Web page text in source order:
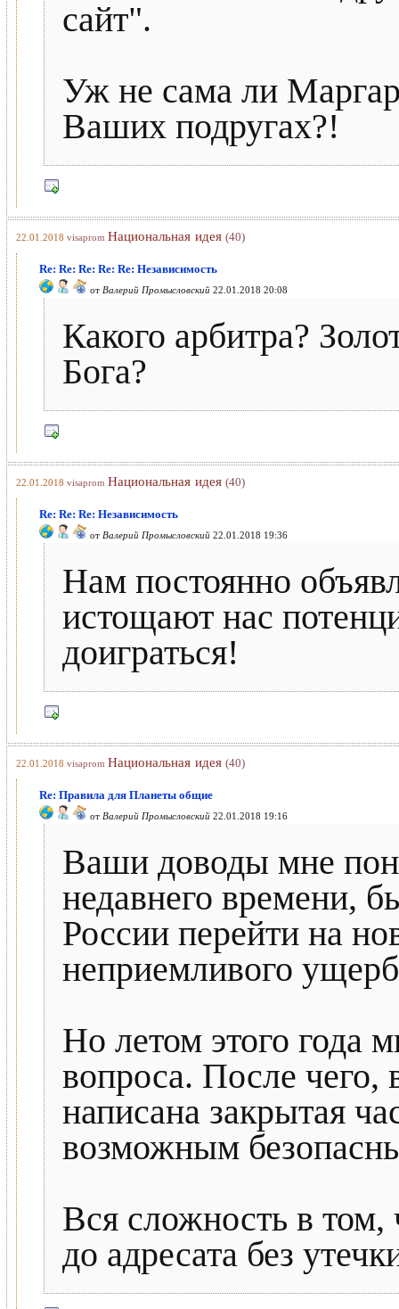
сайт".
Уж не сама ли
Ваших подругах?!
22.01.2018 visaprom Национальная идея (40)
Re: Re: Re: Re: Re: Независимость
от Валерий Промысловский 22.01.2018 20:08
Какого арбитра?
Бога?
22.01.2018 visaprom Национальная идея (40)
Re: Re: Re: Независимость
от Валерий Промысловский 22.01.2018 19:36
Нам постоянно
истощают нас
доиграться!
22.01.2018 visaprom Национальная идея (40)
Re: Правила для Планеты общие
от Валерий Промысловский 22.01.2018 19:16
Ваши доводы мне
недавнего времени,
России перейти на
неприемливого
Но летом этого года
вопроса. После чего,
написана закрытая
возможным
Вся сложность в том,
до адресата без